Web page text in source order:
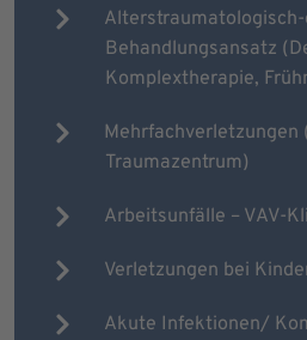
Behandlungsansatz
Komplextherapie,
Mehrfachverletzungen
Traumazentrum)
Arbeitsunfälle – VAV-
Verletzungen bei
Akute Infektionen/